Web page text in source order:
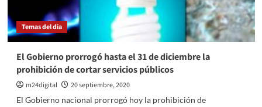
Roma
y
va
por
Temas del dia
El Gobierno prorrogó hasta el 31 de diciembre la
prohibición de cortar servicios públicos
m24digital
20 septiembre, 2020
El Gobierno nacional prorrogó hoy la prohibición de